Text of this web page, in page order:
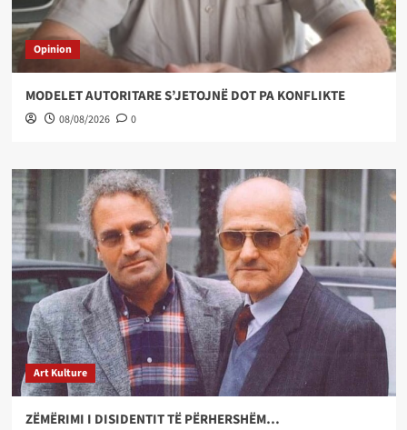
Opinion
MODELET AUTORITARE S’JETOJNË DOT PA KONFLIKTE
08/08/2026 0
Art Kulture
ZËMËRIMI I DISIDENTIT TË PËRHERSHËM…